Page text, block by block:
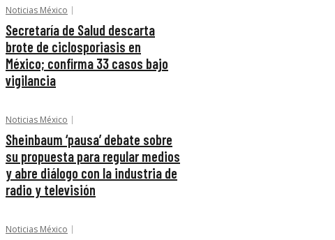
Noticias México
Secretaría de Salud descarta
brote de ciclosporiasis en
México; confirma 33 casos bajo
vigilancia
Noticias México
Sheinbaum ‘pausa’ debate sobre
su propuesta para regular medios
y abre diálogo con la industria de
radio y televisión
Noticias México